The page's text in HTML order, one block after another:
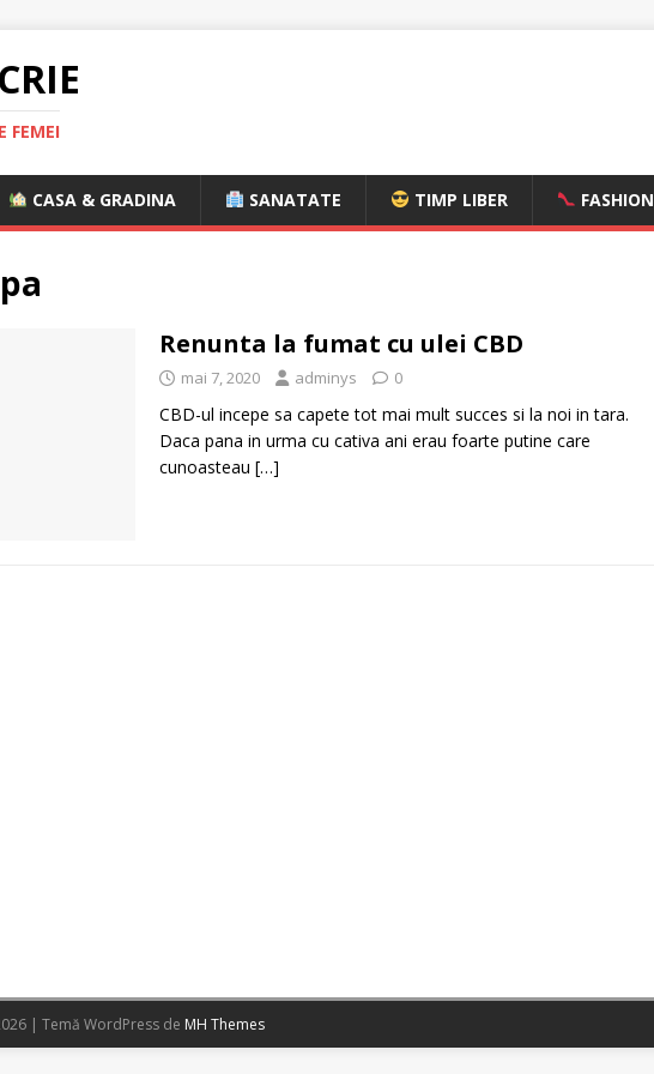
FEMEI
CASA & GRADINA SANATATE TIMP LIBER FASHION
Renunta la fumat cu ulei CBD
mai 7, 2020 adminys 0
CBD-ul incepe sa capete tot mai mult succes si la noi in tara.
Daca pana in urma cu cativa ani erau foarte putine care
cunoasteau […]
| Temă WordPress de MH Themes